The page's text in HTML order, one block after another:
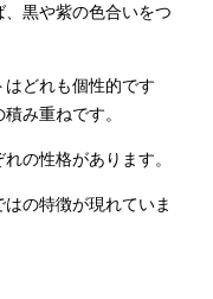
黒や紫の色合いをつ
どれも個性的です
み重ねです。
の性格があります。
の特徴が現れていま